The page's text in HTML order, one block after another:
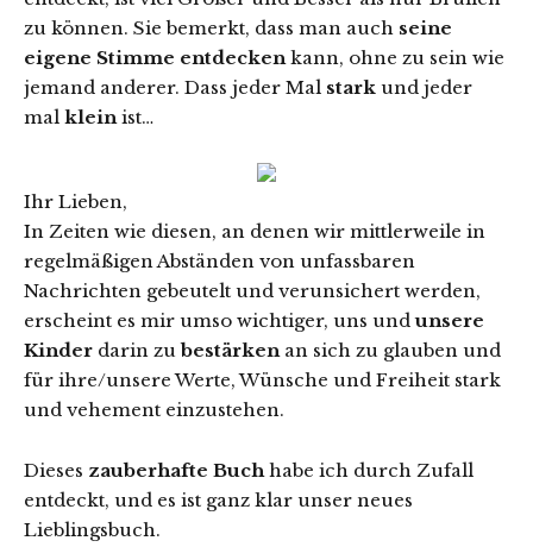
zu können. Sie bemerkt, dass man auch seine
eigene Stimme entdeckenkann, ohne zu sein wie
jemand anderer. Dass jeder Mal stark und jeder
mal kleinist…
Ihr Lieben,
In Zeiten wie diesen, an denen wir mittlerweile in
regelmäßigen Abständen von unfassbaren
Nachrichten gebeutelt und verunsichert werden,
erscheint es mir umso wichtiger, uns undunsere
Kinder darin zubestärkenan sich zu glauben und
für ihre/unsere Werte, Wünsche und Freiheit stark
und vehement einzustehen.
Dieses zauberhafte Buchhabe ich durch Zufall
entdeckt, und es ist ganz klar unser neues
Lieblingsbuch.